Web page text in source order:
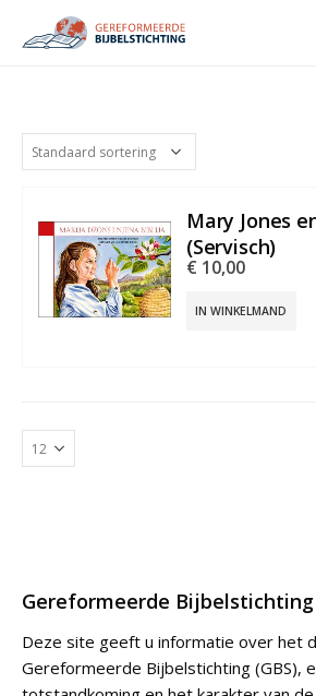
Mary Jones
(Servisch)
€ 10,00
IN WINKELMAND
Gereformeerde Bijbelstichting
Deze site geeft u informatie over het
Gereformeerde Bijbelstichting (GBS),